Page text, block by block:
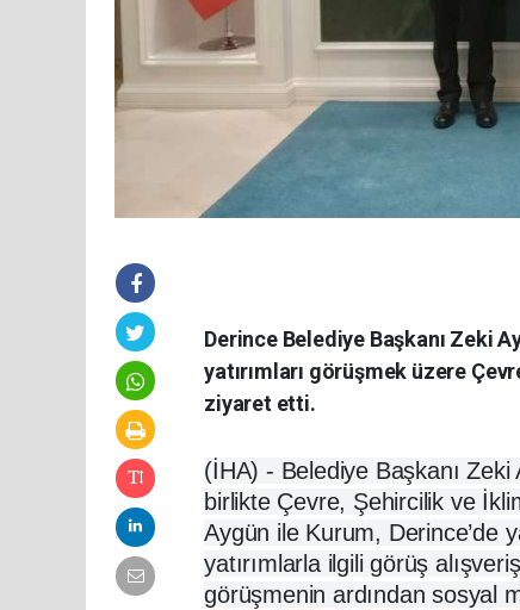
Derince Belediye Başkanı Zeki
yatırımları görüşmek üzere
ziyaret etti.
(İHA) - Belediye Başkanı
birlikte Çevre, Şehircilik ve
Aygün ile Kurum, Derince’de
yatırımlarla ilgili görüş
görüşmenin ardından sosyal